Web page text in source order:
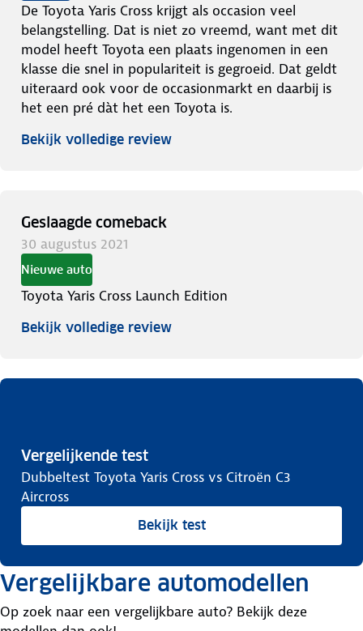
De Toyota Yaris Cross krijgt als occasion veel
belangstelling. Dat is niet zo vreemd, want met dit
model heeft Toyota een plaats ingenomen in een
klasse die snel in populariteit is gegroeid. Dat geldt
uiteraard ook voor de occasionmarkt en daarbij is
het een pré dàt het een Toyota is.
Bekijk volledige review
Geslaagde comeback
30 augustus 2021
Nieuwe auto
Toyota Yaris Cross Launch Edition
Bekijk volledige review
Vergelijkende test
Dubbeltest Toyota Yaris Cross vs Citroën C3
Aircross
Bekijk test
Vergelijkbare automodellen
Op zoek naar een vergelijkbare auto? Bekijk deze